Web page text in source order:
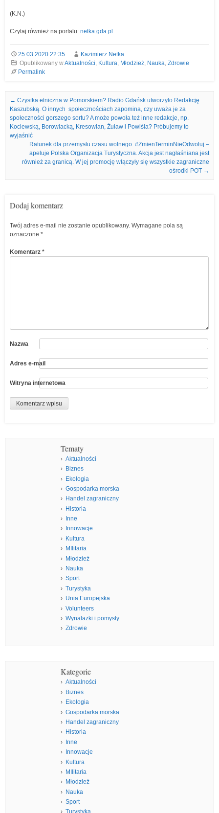
(K.N.)
Czytaj również na portalu: netka.gda.pl
25.03.2020 22:35
Kazimierz Netka
Opublikowany wAktualności Kultura Młodzież, Nauka Zdrowie
Permalink
Nawigacja we wpisach
← Czystka etniczna w Pomorskiem? Radio Gdańsk utworzyło Redakcję
Kaszubską. O innych społecznościach zapomina, czy uważa je za
społeczności gorszego sortu? A może powoła też inne redakcje, np.
Kociewską, Borowiacką, Kresowian, Żuław i Powiśla? Próbujemy to
wyjaśnić
Ratunek dla przemysłu czasu wolnego. #ZmienTerminNieOdwoluj –
apeluje Polska Organizacja Turystyczna. Akcja jest nagłaśniana jest
również za granicą. W jej promocję włączyły się wszystkie zagraniczne
ośrodki POT →
Dodaj komentarz
Twój adres e-mail nie zostanie opublikowany. Wymagane pola są
oznaczone *
Komentarz *
Nazwa
Adres e-mail
Witryna internetowa
Tematy
Aktualności
Biznes
Ekologia
Gospodarka morska
Handel zagraniczny
Historia
Inne
Innowacje
Kultura
MIlitaria
Młodzież
Nauka
Sport
Turystyka
Unia Europejska
Volunteers
Wynalazki i pomysły
Zdrowie
Kategorie
Aktualności
Biznes
Ekologia
Gospodarka morska
Handel zagraniczny
Historia
Inne
Innowacje
Kultura
MIlitaria
Młodzież
Nauka
Sport